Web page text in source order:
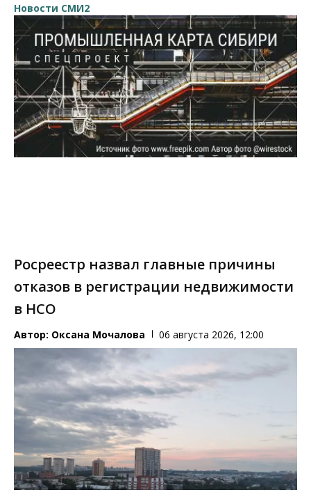
Новости СМИ2
Росреестр назвал главные причины
отказов в регистрации недвижимости
в НСО
Автор: Оксана Мочалова 06 августа 2026, 12:00